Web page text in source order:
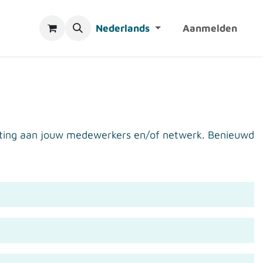
Nederlands Aanmelden
aan jouw medewerkers en/of netwerk. Benieuwd